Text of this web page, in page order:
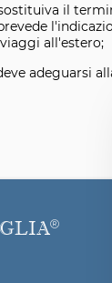
sostituiva il
all'estero;
adeguarsi